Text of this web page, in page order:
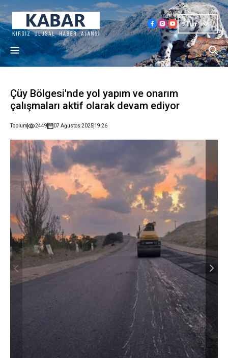
Tur
Çüy Bölgesi'nde yol yapım ve onarım
çalışmaları aktif olarak devam ediyor
Toplum 2449 07 Ağustos 2025 19:26